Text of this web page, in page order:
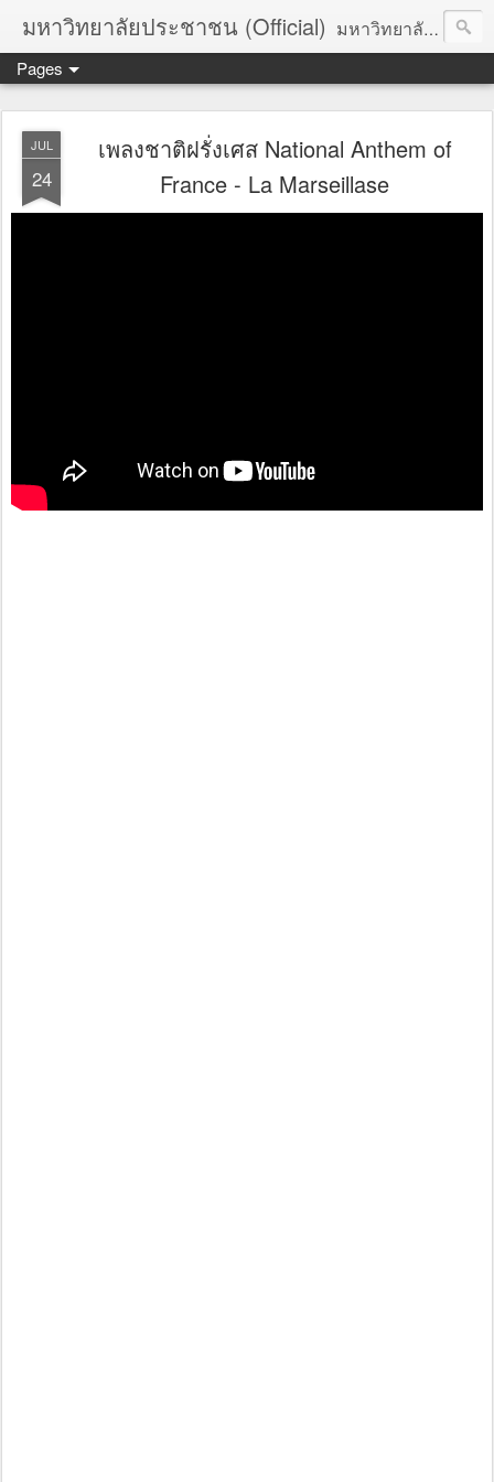
มหาวิทยาลัยประชาชน (Official) มหาวิทยาลัยประชาชน เพื่อการปฏิวัติประชาชนโดยสันติ Truths :: Peace :: Revolution :: Universal Human Rights :: Democracy (TPRUD)
Pages
JUL
24
เพลงชาติฝรั่งเศส National Anthem of
France - La Marseillase